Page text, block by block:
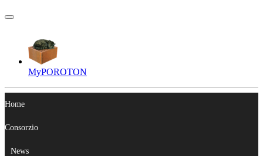
MyPOROTON
Home
Consorzio
News